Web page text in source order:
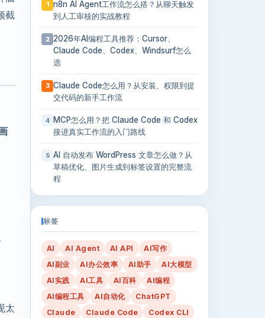
截
太
1
n8n AI Agent工作流怎么搭？从聊天触发
到人工审核的实战教程
2 2026年AI编程工具推荐：Cursor、
Claude Code、Codex、Windsurf怎么
选
3 Claude Code怎么用？从安装、权限到提
交代码的新手工作流
4
MCP怎么用？把 Claude Code 和 Codex
接进真实工作流的入门路线
5 AI 自动发布 WordPress 文章怎么做？从
草稿优化、图片生成到标签设置的完整流
程
标签
AI AI Agent AI API
AI写作
AI副业
AI办公效率 AI助手
AI大模型
AI实践
AI工具 AI百科
AI编程
AI编程工具
AI自动化
ChatGPT
Claude
Claude Code
Codex CLI